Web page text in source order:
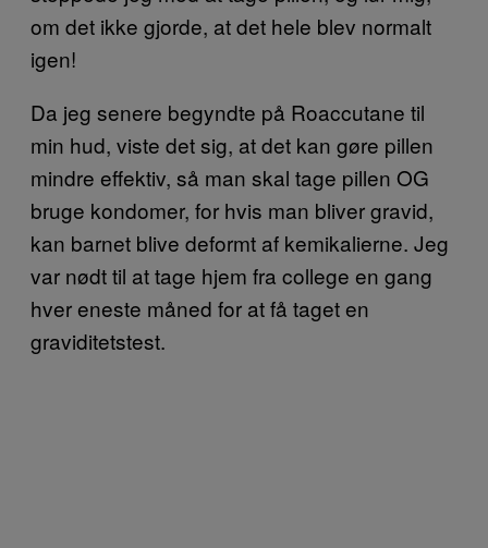
om det ikke gjorde, at det hele blev normalt
igen!
Da jeg senere begyndte på Roaccutane til
min hud, viste det sig, at det kan gøre pillen
mindre effektiv, så man skal tage pillen OG
bruge kondomer, for hvis man bliver gravid,
kan barnet blive deformt af kemikalierne. Jeg
var nødt til at tage hjem fra college en gang
hver eneste måned for at få taget en
graviditetstest.